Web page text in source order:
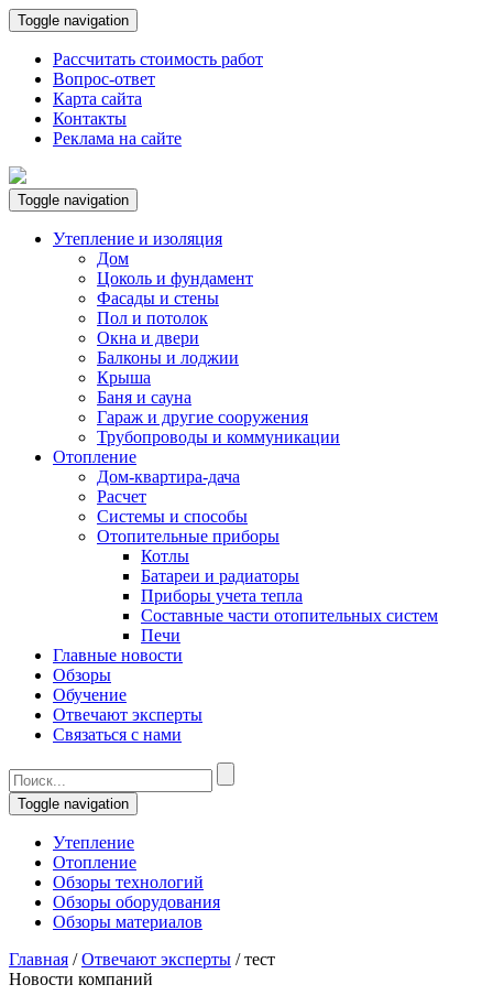
Toggle navigation
Рассчитать стоимость работ
Вопрос-ответ
Карта сайта
Контакты
Реклама на сайте
Toggle navigation
Утепление и изоляция
Дом
Цоколь и фундамент
Фасады и стены
Пол и потолок
Окна и двери
Балконы и лоджии
Крыша
Баня и сауна
Гараж и другие сооружения
Трубопроводы и коммуникации
Отопление
Дом-квартира-дача
Расчет
Системы и способы
Отопительные приборы
Котлы
Батареи и радиаторы
Приборы учета тепла
Составные части отопительных систем
Печи
Главные новости
Обзоры
Обучение
Отвечают эксперты
Связаться с нами
Toggle navigation
Утепление
Отопление
Обзоры технологий
Обзоры оборудования
Обзоры материалов
Главная /Отвечают эксперты /тест
Новости компаний